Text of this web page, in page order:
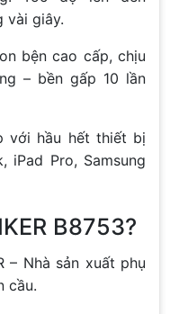
vài giây.
bện cao cấp, chịu
– bền gấp 10 lần
với hầu hết thiết bị
iPad Pro, Samsung
B8753?
– Nhà sản xuất phụ
cầu.